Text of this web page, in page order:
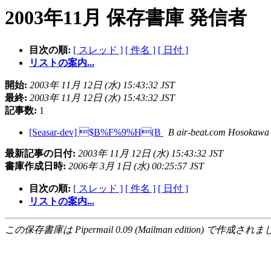
2003年11月 保存書庫 発信者
目次の順: [ スレッド ] [ 件名 ] [ 日付 ]
リストの案内...
開始: 2003年 11月 12日 (水) 15:43:32 JST
最終: 2003年 11月 12日 (水) 15:43:32 JST
記事数: 1
[Seasar-dev] $B%F%9%H(B B air-beat.com Hosokawa
最新記事の日付: 2003年 11月 12日 (水) 15:43:32 JST
書庫作成日時: 2006年 3月 1日 (水) 00:25:57 JST
目次の順: [ スレッド ] [ 件名 ] [ 日付 ]
リストの案内...
この保存書庫は Pipermail 0.09 (Mailman edition) で作成されま